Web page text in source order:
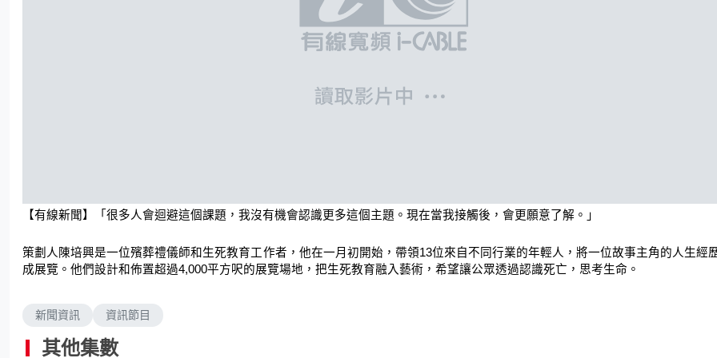
【有線新聞】「很多人會迴避這個課題，我沒有機會認識更多這個主題。現在當我接觸後，會更願意了解。」
策劃人陳培興是一位殯葬禮儀師和生死教育工作者，他在一月初開始，帶領13位來自不同行業的年輕人，將一位故事主角的人生經
成展覽。他們設計和佈置超過4,000平方呎的展覽場地，把生死教育融入藝術，希望讓公眾透過認識死亡，思考生命。
新聞資訊 資訊節目
其他集數